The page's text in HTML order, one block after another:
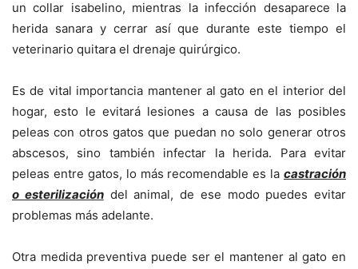
un collar isabelino, mientras la infección desaparece la
herida sanara y cerrar así que durante este tiempo el
veterinario quitara el drenaje quirúrgico.
Es de vital importancia mantener al gato en el interior del
hogar, esto le evitará lesiones a causa de las posibles
peleas con otros gatos que puedan no solo generar otros
abscesos, sino también infectar la herida. Para evitar
peleas entre gatos, lo más recomendable es la castración
o esterilizacióndel animal, de ese modo puedes evitar
problemas más adelante.
Otra medida preventiva puede ser el mantener al gato en